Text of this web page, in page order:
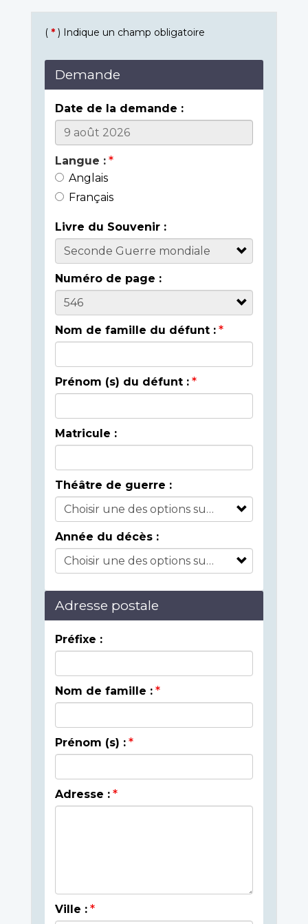
( * ) Indique un champ obligatoire
Demande
Date de la demande :
Langue :
Anglais
Français
Livre du Souvenir :
Numéro de page :
Nom de famille du défunt :
Prénom (s) du défunt :
Matricule :
Théâtre de guerre :
Année du décès :
Adresse postale
Préfixe :
Nom de famille :
Prénom (s) :
Adresse :
Ville :